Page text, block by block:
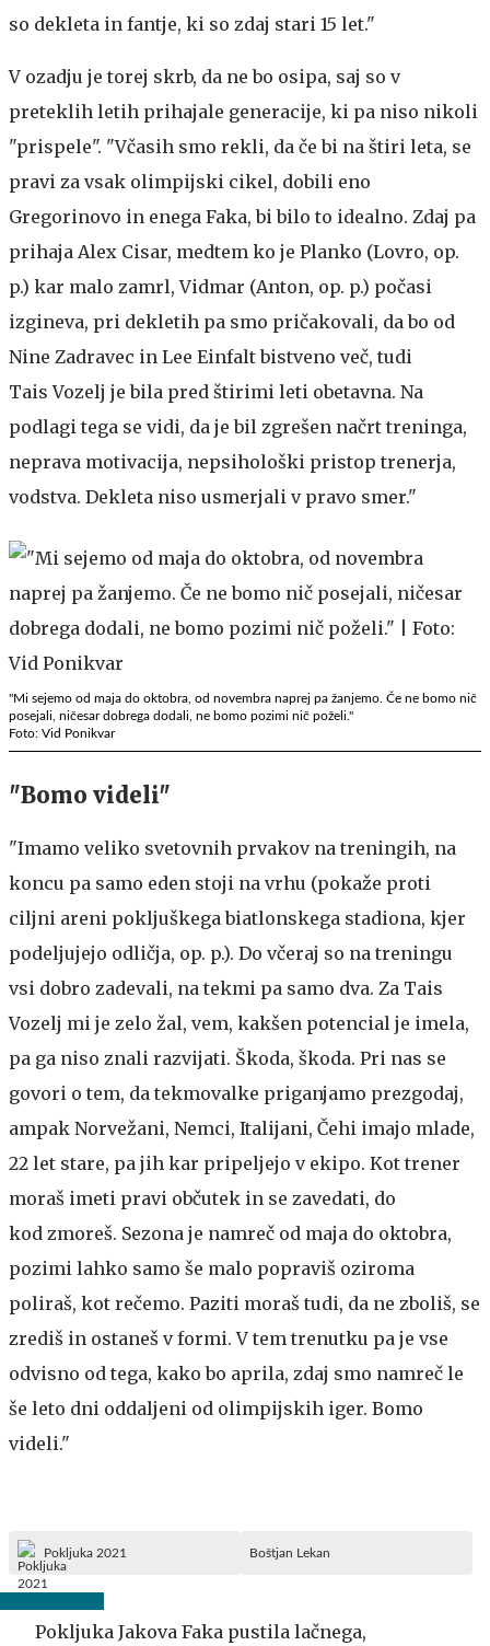
so dekleta in fantje, ki so zdaj stari 15 let."
V ozadju je torej skrb, da ne bo osipa, saj so v
preteklih letih prihajale generacije, ki pa niso nikoli
"prispele". "Včasih smo rekli, da če bi na štiri leta, se
pravi za vsak olimpijski cikel, dobili eno
Gregorinovo in enega Faka, bi bilo to idealno. Zdaj pa
prihaja Alex Cisar, medtem ko je Planko (Lovro, op.
p.) kar malo zamrl, Vidmar (Anton, op. p.) počasi
izgineva, pri dekletih pa smo pričakovali, da bo od
Nine Zadravec in Lee Einfalt bistveno več, tudi
Tais Vozelj je bila pred štirimi leti obetavna. Na
podlagi tega se vidi, da je bil zgrešen načrt treninga,
neprava motivacija, nepsihološki pristop trenerja,
vodstva. Dekleta niso usmerjali v pravo smer."
"Mi sejemo od maja do oktobra, od novembra naprej pa žanjemo. Če ne bomo nič
posejali, ničesar dobrega dodali, ne bomo pozimi nič poželi."
Foto: Vid Ponikvar
"Bomo videli"
"Imamo veliko svetovnih prvakov na treningih, na
koncu pa samo eden stoji na vrhu (pokaže proti
ciljni areni pokljuškega biatlonskega stadiona, kjer
podeljujejo odličja, op. p.). Do včeraj so na treningu
vsi dobro zadevali, na tekmi pa samo dva. Za Tais
Vozelj mi je zelo žal, vem, kakšen potencial je imela,
pa ga niso znali razvijati. Škoda, škoda. Pri nas se
govori o tem, da tekmovalke priganjamo prezgodaj,
ampak Norvežani, Nemci, Italijani, Čehi imajo mlade,
22 let stare, pa jih kar pripeljejo v ekipo. Kot trener
moraš imeti pravi občutek in se zavedati, do
kod zmoreš. Sezona je namreč od maja do oktobra,
pozimi lahko samo še malo popraviš oziroma
poliraš, kot rečemo. Paziti moraš tudi, da ne zboliš, se
zrediš in ostaneš v formi. V tem trenutku pa je vse
odvisno od tega, kako bo aprila, zdaj smo namreč le
še leto dni oddaljeni od olimpijskih iger. Bomo
videli."
Pokljuka 2021 Boštjan Lekan
Pokljuka Jakova Faka pustila lačnega,